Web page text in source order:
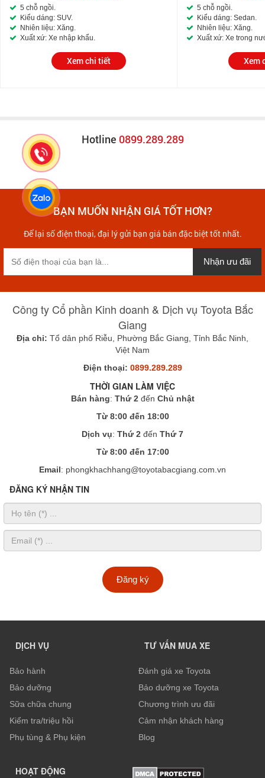
5 chỗ ngồi.
Kiểu dáng: SUV.
Nhiên liệu: Xăng.
Xuất xứ: Xe nhập khẩu.
Xem chi tiết
5 chỗ ngồi.
Kiểu dáng: Sedan.
Nhiên liệu: Xăng.
Xuất xứ: Xe trong
Xem
Hotline 0899.289.289
BẠN MUỐN NHẬN GIÁ TỐT HƠN?
Để lại số điện thoại, đại lý gửi bạn giá bán đặc biệt tốt nhất.
Nhận ưu đãi
Công ty Cổ phần Kinh doanh & Dịch vụ Toyota Bắc
Giang
Địa chỉ: Tổ dân phố Riễu, Phường Bắc Giang, Tỉnh Bắc Ninh,
Việt Nam
Điện thoại: 0899.289.289
THỜI GIAN LÀM VIỆC
Bán hàng: Thứ 2đến Chủ nhật
Từ 8:00 đến 18:00
Dịch vụ: Thứ 2 đến Thứ 7
Từ 8:00 đến 17:00
Email: phongkhachhang@toyotabacgiang.com.vn
ĐĂNG KÝ NHẬN TIN
Đăng ký
DỊCH VỤ
Bảo hành
Bảo dưỡng
Sữa chữa chung
Kiểm tra/triệu hồi
Phụ tùng & Phụ kiện
TƯ VẤN MUA XE
Đánh giá xe Toyota
Bảo dưỡng xe Toyota
Chương trình ưu đãi
Cảm nhận khách hàng
Blog
HOẠT ĐỘNG